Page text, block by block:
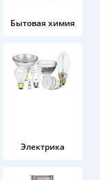
Бытовая химия
Электрика
раз в 2